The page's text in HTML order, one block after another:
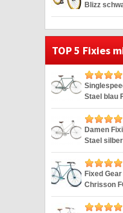
Blizz
TOP 5 Fixies
Stael blau
28″
Damen
Stael
Silver 28″
Fixed
Chrisson
blau